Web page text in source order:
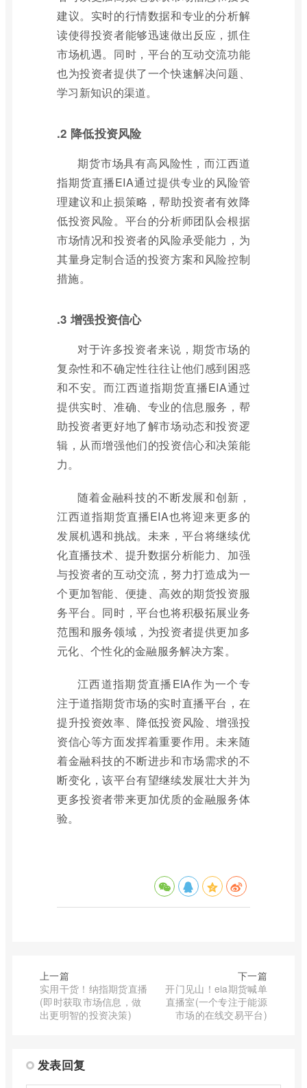
建议。实时的行情数据和专业的分析解
读使得投资者能够迅速做出反应，抓住
市场机遇。同时，平台的互动交流功能
也为投资者提供了一个快速解决问题、
学习新知识的渠道。
.2 降低投资风险
期货市场具有高风险性，而江西道
指期货直播EIA通过提供专业的风险管
理建议和止损策略，帮助投资者有效降
低投资风险。平台的分析师团队会根据
市场情况和投资者的风险承受能力，为
其量身定制合适的投资方案和风险控制
措施。
.3 增强投资信心
对于许多投资者来说，期货市场的
复杂性和不确定性往往让他们感到困惑
和不安。而江西道指期货直播EIA通过
提供实时、准确、专业的信息服务，帮
助投资者更好地了解市场动态和投资逻
辑，从而增强他们的投资信心和决策能
力。
随着金融科技的不断发展和创新，
江西道指期货直播EIA也将迎来更多的
发展机遇和挑战。未来，平台将继续优
化直播技术、提升数据分析能力、加强
与投资者的互动交流，努力打造成为一
个更加智能、便捷、高效的期货投资服
务平台。同时，平台也将积极拓展业务
范围和服务领域，为投资者提供更加多
元化、个性化的金融服务解决方案。
江西道指期货直播EIA作为一个专
注于道指期货市场的实时直播平台，在
提升投资效率、降低投资风险、增强投
资信心等方面发挥着重要作用。未来随
着金融科技的不断进步和市场需求的不
断变化，该平台有望继续发展壮大并为
更多投资者带来更加优质的金融服务体
验。
上一篇
实用干货！纳指期货直播
(即时获取市场信息，做
出更明智的投资决策)
下一篇
开门见山！eia期货喊单
直播室(一个专注于能源
市场的在线交易平台)
发表回复